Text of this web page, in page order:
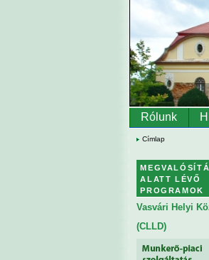
Ugrás a tartalomra
Rólunk
Címlap
ALATT LÉVŐ
PROGRAMOK
Vasvári Helyi
(CLLD)